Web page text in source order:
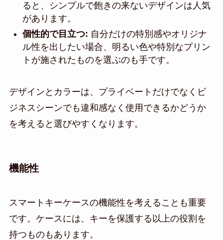
ると、シンプルで飽きの来ないデザインは人気
があります。
個性的で目立つ: 自分だけの特別感やオリジナ
ル性を出したい場合、明るい色や特別なプリン
トが施されたものを選ぶのも手です。
デザインとカラーは、プライベートだけでなくビ
ジネスシーンでも違和感なく使用できるかどうか
を考えると選びやすくなります。
機能性
スマートキーケースの機能性を考えることも重要
です。ケースには、キーを保護する以上の役割を
持つものもあります。